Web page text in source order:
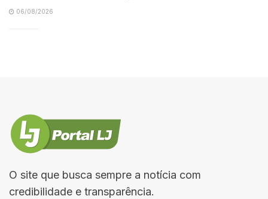
06/08/2026
O site que busca sempre a notícia com
credibilidade e transparência.